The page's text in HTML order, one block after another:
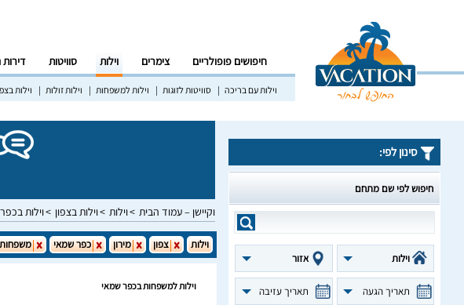
חיפושים פופולריים צימרים וילות סוויטות
וילות עם בריכה סוויטות לזוגות וילות למשפחות וילות זולות וילות
וקיישן – עמוד הבית וילות וילות בצפון וילות
סינון לפי:
חיפוש לפי שם מתחם
וילות אזור
תאריך הגעה תאריך עזיבה
וילות צפון מירון כפר שמאי משפחות
וילות למשפחות בכפר שמאי